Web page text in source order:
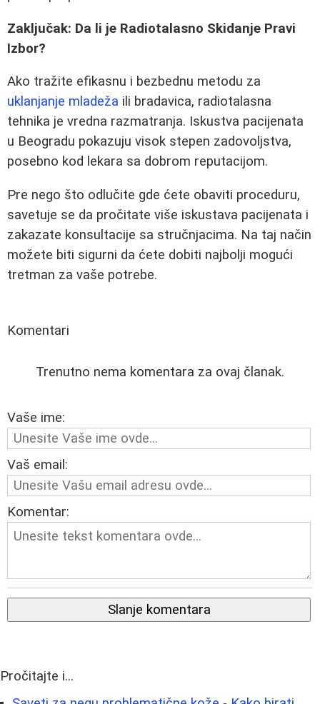
Zaključak: Da li je Radiotalasno Skidanje Pravi
Izbor?
Ako tražite efikasnu i bezbednu metodu za
uklanjanje mladeža ili bradavica, radiotalasna
tehnika je vredna razmatranja. Iskustva pacijenata
u Beogradu pokazuju visok stepen zadovoljstva,
posebno kod lekara sa dobrom reputacijom.
Pre nego što odlučite gde ćete obaviti proceduru,
savetuje se da pročitate više iskustava pacijenata i
zakazate konsultacije sa stručnjacima. Na taj način
možete biti sigurni da ćete dobiti najbolji mogući
tretman za vaše potrebe.
Komentari
Trenutno nema komentara za ovaj članak.
Vaše ime:
Vaš email:
Komentar:
Slanje komentara
Pročitajte i...